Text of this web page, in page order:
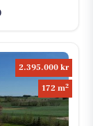
2.395.000 kr
172 m2